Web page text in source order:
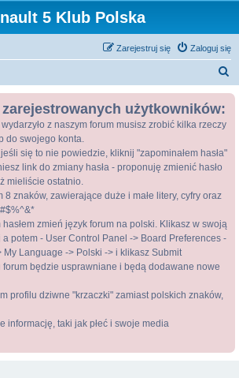
5 Klub Polska
Zaloguj się
Zarejestruj się
zarejestrowanych użytkowników:
z naszym forum musisz zrobić kilka rzeczy
do swojego konta.
się to nie powiedzie, kliknij "zapominałem hasła"
link do zmiany hasła - proponuję zmienić hasło
mieliście ostatnio.
8 znaków, zawierające duże i małe litery, cyfry oraz
zmień język forum na polski. Klikasz w swoją
potem - User Control Panel -> Board Preferences -
My Language -> Polski -> i klikasz Submit
będzie usprawniane i będą dodawane nowe
profilu dziwne "krzaczki" zamiast polskich znaków,
informację, taki jak płeć i swoje media